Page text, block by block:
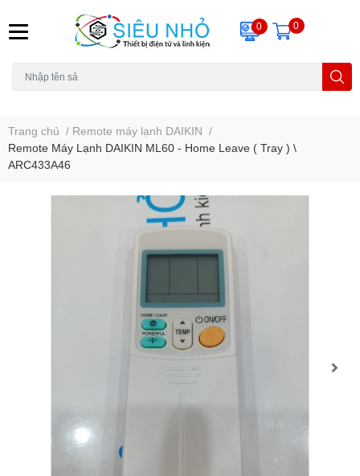
0 0
Trang chủ / Remote máy lạnh DAIKIN /
Remote Máy Lạnh DAIKIN ML60 - Home Leave ( Tray ) \
ARC433A46